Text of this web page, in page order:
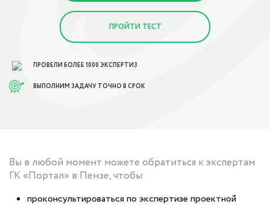
ПРОЙТИ ТЕСТ
ПРОВЕЛИ БОЛЕЕ 1000 ЭКСПЕРТИЗ
ВЫПОЛНИМ ЗАДАЧУ ТОЧНО В СРОК
Вы в любой момент можете обратиться к экспертам
ГК «Портал» в Пензе, чтобы:
проконсультироваться по экспертизе проектной